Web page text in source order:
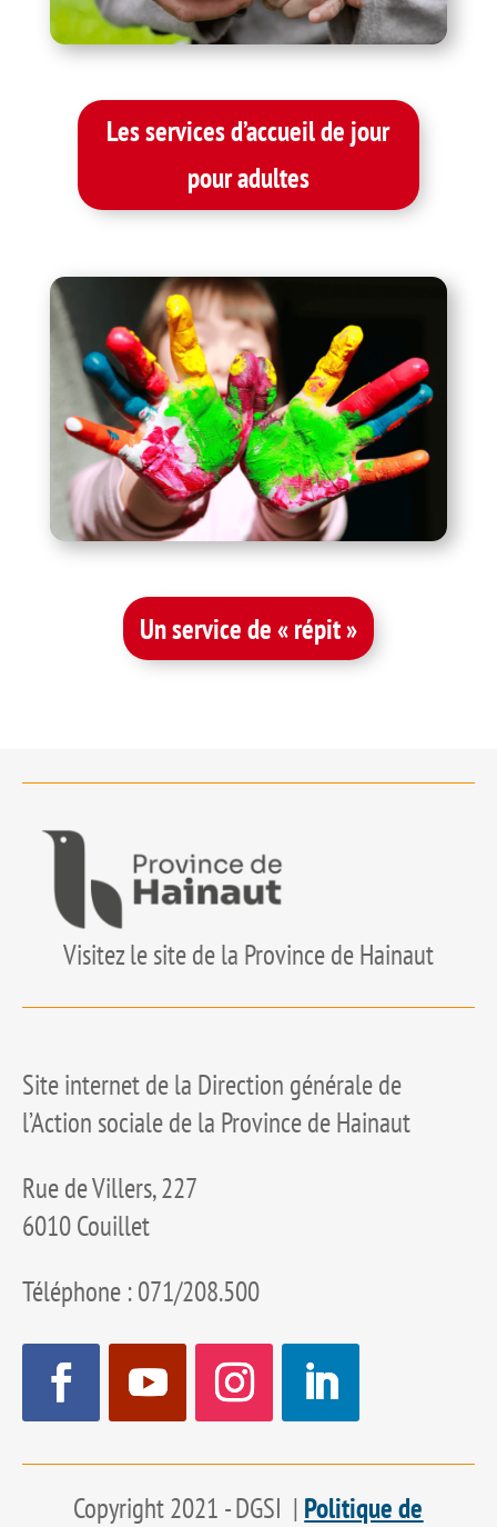
Les services d’accueil de jour
pour adultes
Un service de « répit »
Visitez le site de la Province de Hainaut
Site internet de la Direction générale de
l’Action sociale de la Province de Hainaut
Rue de Villers, 227
6010 Couillet
Téléphone : 071/208.500
Copyright 2021 - DGSI | Politique de